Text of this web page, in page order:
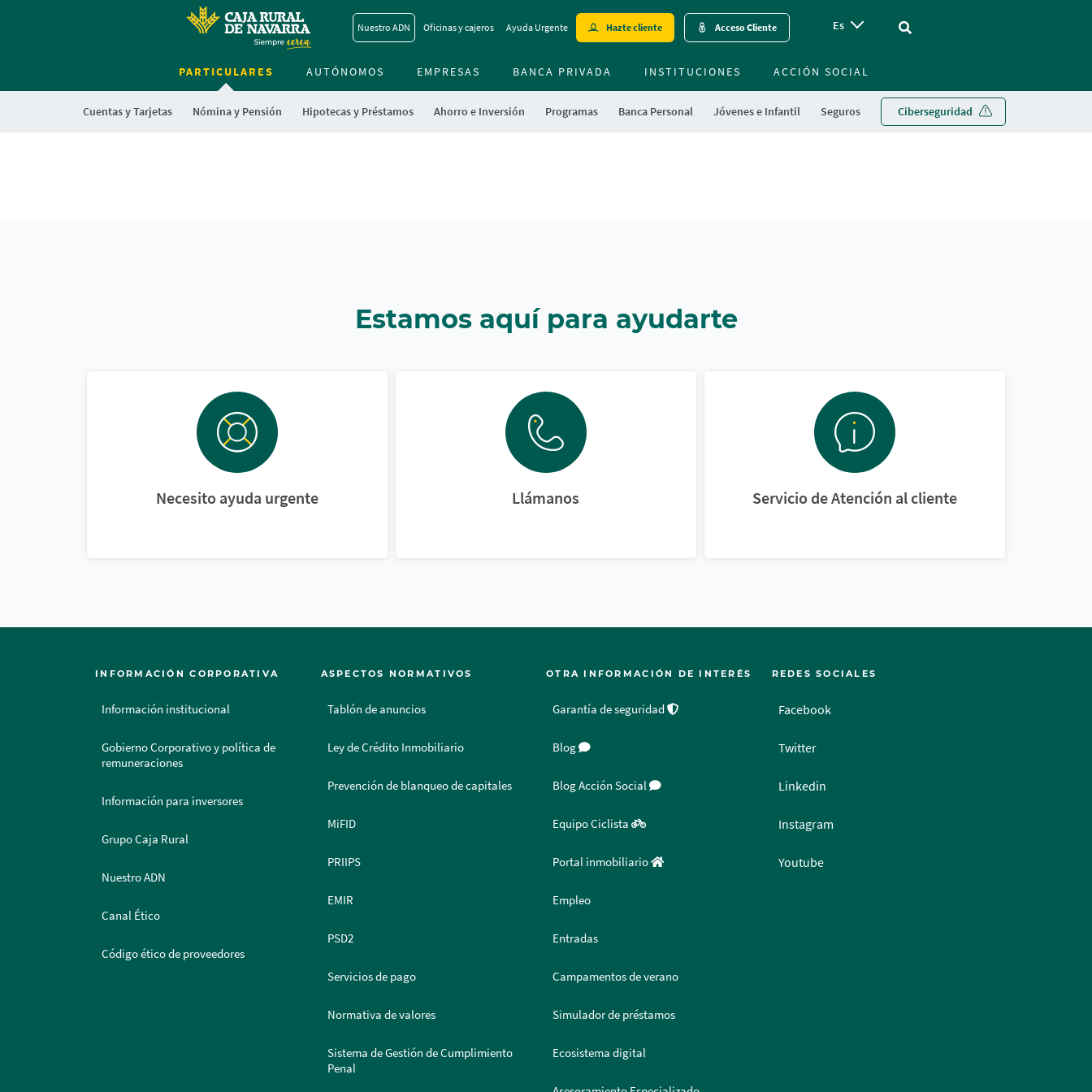
to
contentt
Nuestro ADN Oficinas y cajeros Ayuda Urgente Hazte cliente Acceso Cliente Es Vinculo - Buscar en la web
PARTICULARES
Cuentas y Tarjetas Nómina y Pensión Hipotecas y Préstamos Ahorro e Inversión Programas Banca Personal Jóvenes e Infantil Seguros Ciberseguridad
AUTÓNOMOS EMPRESAS BANCA PRIVADA INSTITUCIONES ACCIÓN SOCIAL
Estamos aquí para ayudarte
Necesito ayuda urgente Llámanos Servicio de Atención al cliente
INFORMACIÓN CORPORATIVA
Información institucional
Gobierno Corporativo y política de
remuneraciones
Información para inversores
Grupo Caja Rural
Nuestro ADN
Canal Ético
Código ético de proveedores
ASPECTOS NORMATIVOS
Tablón de anuncios
Ley de Crédito Inmobiliario
Prevención de blanqueo de capitales
MiFID
PRIIPS
EMIR
PSD2
Servicios de pago
Normativa de valores
Sistema de Gestión de Cumplimiento
Penal
OTRA INFORMACIÓN DE INTERÉS
Garantía de seguridad
Blog
Blog Acción Social
Equipo Ciclista
Portal inmobiliario
Empleo
Entradas
Campamentos de verano
Simulador de préstamos
Ecosistema digital
REDES SOCIALES
Facebook
Twitter
Linkedin
Instagram
Youtube